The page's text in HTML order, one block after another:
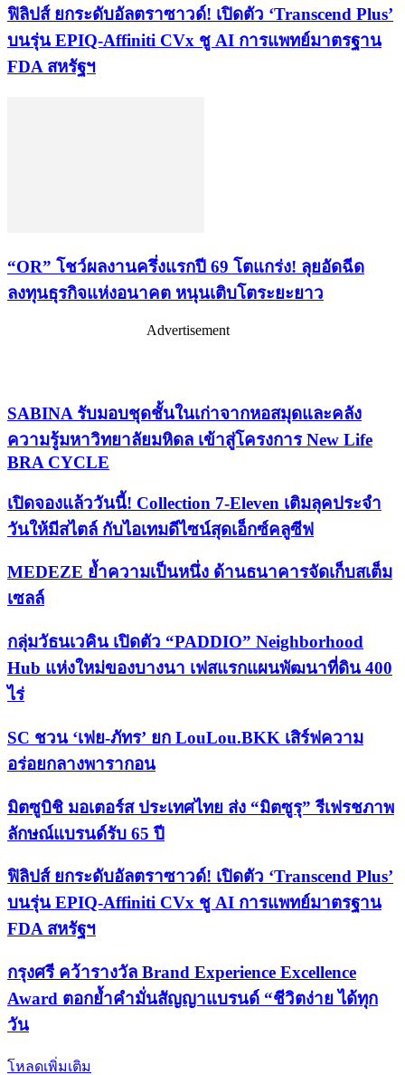
ฟิลิปส์ ยกระดับอัลตราซาวด์! เปิดตัว ‘Transcend Plus’
บนรุ่น EPIQ-Affiniti CVx ชู AI การแพทย์มาตรฐาน
FDA สหรัฐฯ
“OR” โชว์ผลงานครึ่งแรกปี 69 โตแกร่ง! ลุยอัดฉีด
ลงทุนธุรกิจแห่งอนาคต หนุนเติบโตระยะยาว
Advertisement
SABINA รับมอบชุดชั้นในเก่าจากหอสมุดและคลัง
ความรู้มหาวิทยาลัยมหิดล เข้าสู่โครงการ New Life
BRA CYCLE
เปิดจองแล้ววันนี้! Collection 7-Eleven เติมลุคประจำ
วันให้มีสไตล์ กับไอเทมดีไซน์สุดเอ็กซ์คลูซีฟ
MEDEZE ย้ำความเป็นหนึ่ง ด้านธนาคารจัดเก็บสเต็ม
เซลล์
กลุ่มวัธนเวคิน เปิดตัว “PADDIO” Neighborhood
Hub แห่งใหม่ของบางนา เฟสแรกแผนพัฒนาที่ดิน 400
ไร่
SC ชวน ‘เฟย-ภัทร’ ยก LouLou.BKK เสิร์ฟความ
อร่อยกลางพารากอน
มิตซูบิชิ มอเตอร์ส ประเทศไทย ส่ง “มิตซูรุ” รีเฟรชภาพ
ลักษณ์แบรนด์รับ 65 ปี
ฟิลิปส์ ยกระดับอัลตราซาวด์! เปิดตัว ‘Transcend Plus’
บนรุ่น EPIQ-Affiniti CVx ชู AI การแพทย์มาตรฐาน
FDA สหรัฐฯ
กรุงศรี คว้ารางวัล Brand Experience Excellence
Award ตอกย้ำคำมั่นสัญญาแบรนด์ “ชีวิตง่าย ได้ทุก
วัน
โหลดเพิ่มเติม